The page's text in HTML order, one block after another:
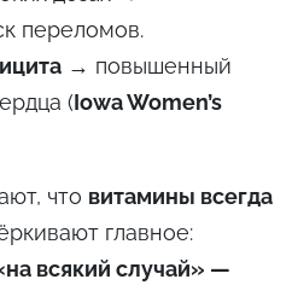
переломов.
→ повышенный
(Iowa Women’s
что витамины всегда
главное:
всякий случай» —